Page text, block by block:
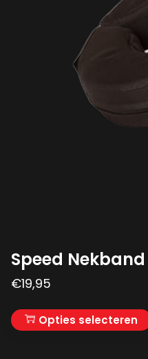
Speed Nekband
€19,95
Opties selecteren